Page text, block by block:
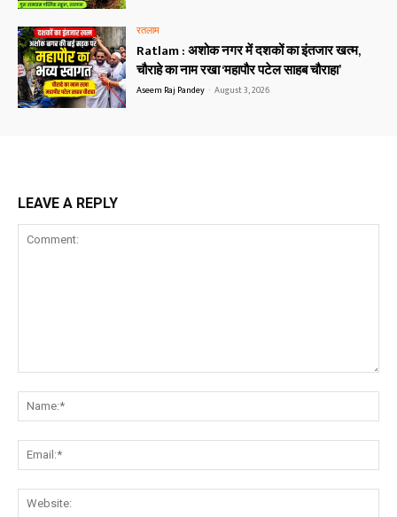
रतलाम
Ratlam : अशोक नगर में दशकों का इंतजार खत्म,
चौराहे का नाम रखा ‘महापौर पटेल साहब चौराहा’
Aseem Raj Pandey - August 3, 2026
LEAVE A REPLY